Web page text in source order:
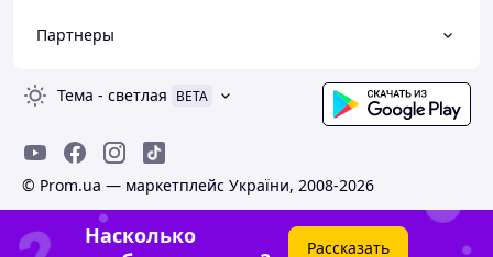
Партнеры
Тема - светлая BETA
© Prom.ua — маркетплейс України, 2008-2026
Насколько
Рассказать